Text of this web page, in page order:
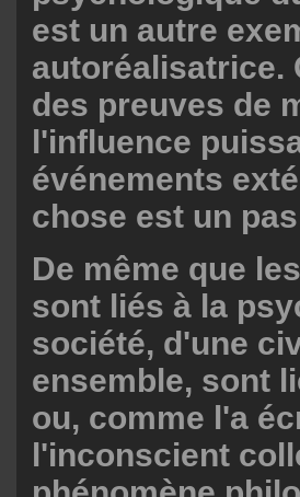
est un autre
autoréalisatrice.
des preuves de
l'influence
événements
chose est un
De même que
sont liés à la
société, d'une
ensemble, sont
ou, comme l'a
l'inconscient